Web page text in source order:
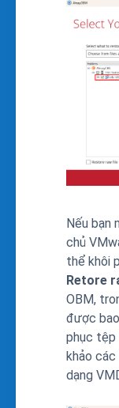
Nếu bạn
chủ
thể khôi
Retore
OBM,
được
phục tệp
khảo
dạng